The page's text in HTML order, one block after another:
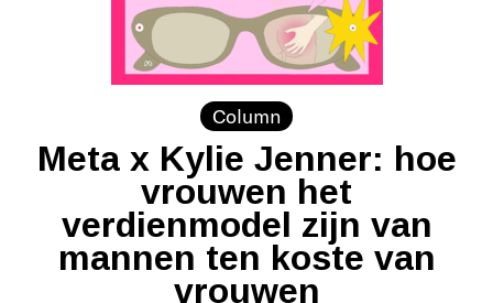
Column
Meta x Kylie Jenner: hoe
vrouwen het
verdienmodel zijn van
mannen ten koste van
vrouwen